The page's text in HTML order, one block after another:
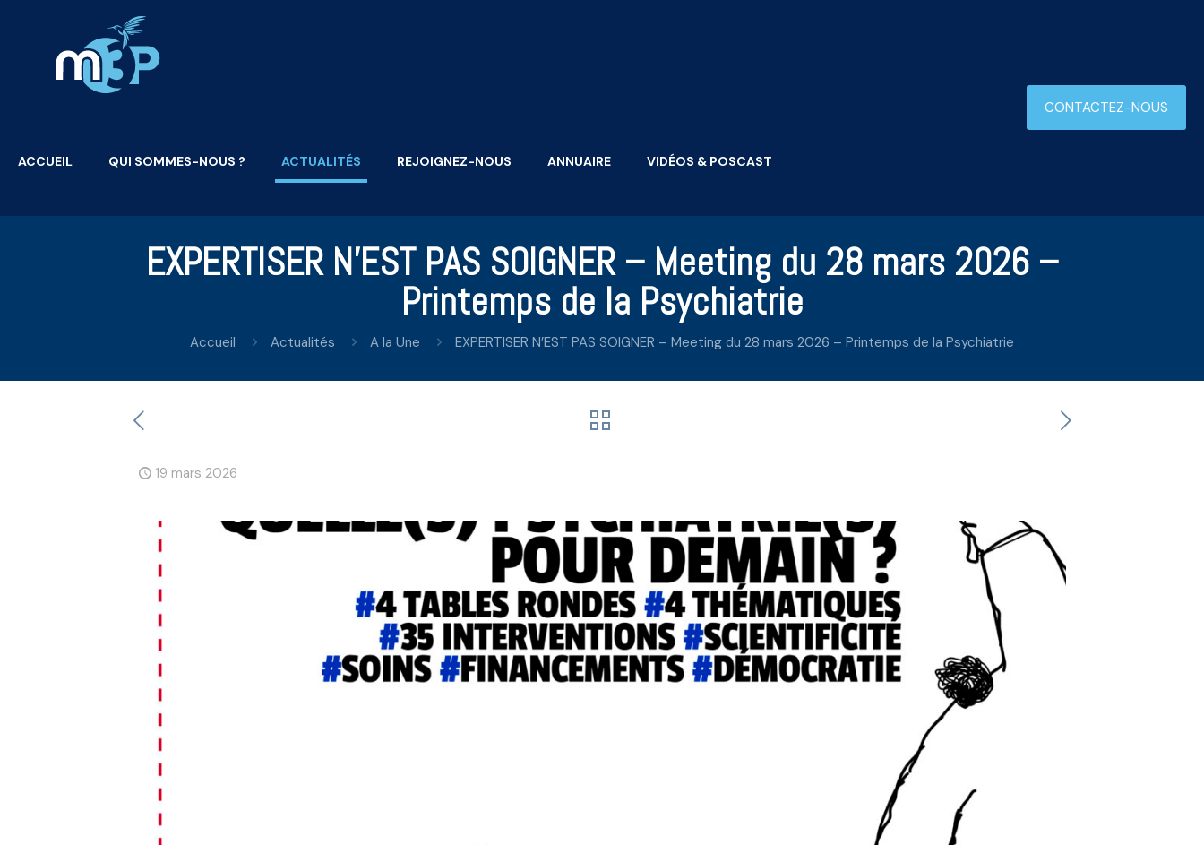
ACCUEIL QUI SOMMES-NOUS ? ACTUALITÉS REJOIGNEZ-NOUS ANNUAIRE VIDÉOS & POSCAST
CONTACTEZ-NOUS
EXPERTISER N’EST PAS SOIGNER – Meeting du 28 mars 2026 –
Printemps de la Psychiatrie
Accueil Actualités A la Une EXPERTISER N’EST PAS SOIGNER – Meeting du 28 mars 2026 – Printemps de la Psychiatrie
19 mars 2026